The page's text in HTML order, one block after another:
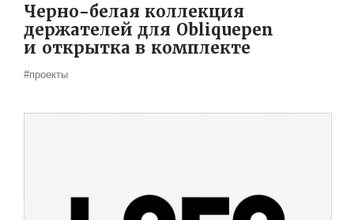
Черно-белая коллекция
держателей для Obliquepen
и открытка в комплекте
#проекты